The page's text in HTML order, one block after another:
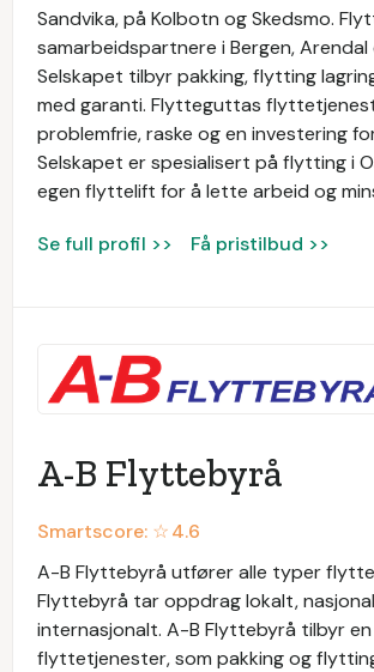
Sandvika, på Kolbotn og Skedsmo.
samarbeidspartnere i Bergen, Arendal
Selskapet tilbyr pakking, flytting
med garanti. Flytteguttas
problemfrie, raske og en investering
Selskapet er spesialisert på flytting i
egen flyttelift for å lette arbeid og
Se full profil >> Få pristilbud >>
A-B Flyttebyrå
Smartscore: ☆4.6
A-B Flyttebyrå utfører alle typer
Flyttebyrå tar oppdrag lokalt,
internasjonalt. A-B Flyttebyrå tilbyr en
flyttetjenester, som pakking og